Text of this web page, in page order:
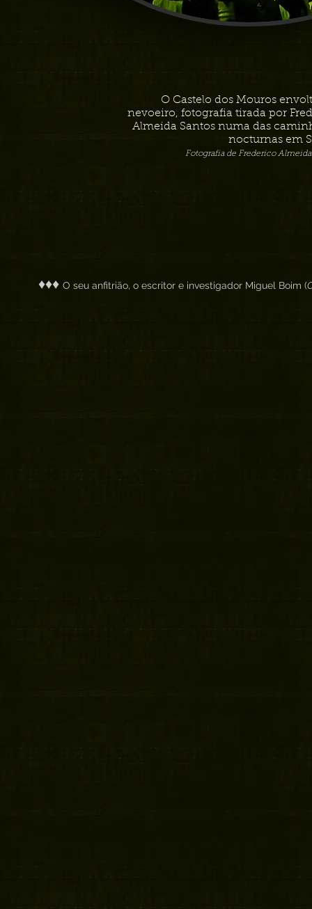
O Castelo dos Mouros
nevoeiro, fotografia tirada por
Almeida Santos numa das
nocturnas em
Fotografia de Frederico Almeida
♦♦♦ O seu anfitrião, o escritor e investigador Miguel Boim (